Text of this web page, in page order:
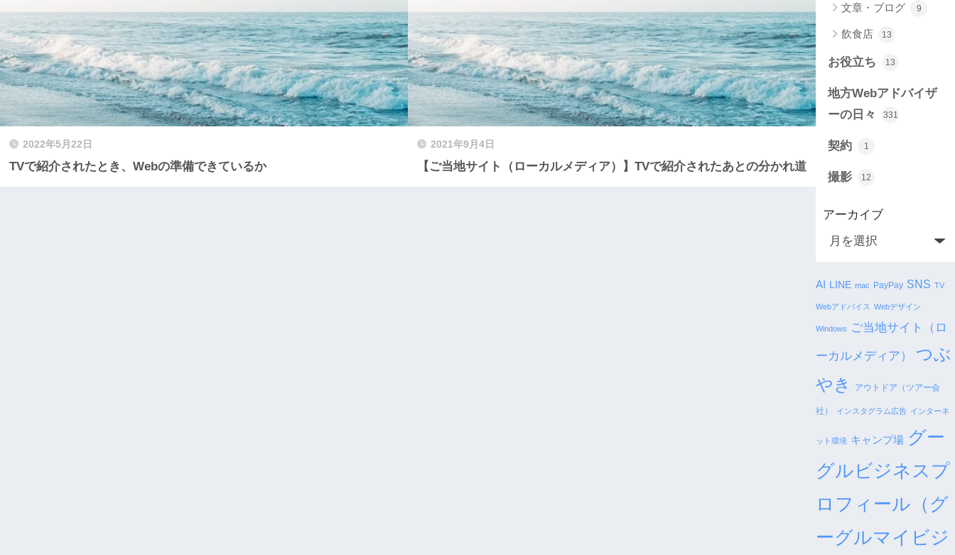
2022年5月22日
TVで紹介されたとき、Webの準備できているか
2021年9月4日
【ご当地サイト（ローカルメディア）】TVで紹介されたあとの分かれ道
文章・ブログ 9
飲食店 13
お役立ち 13
地方Webアドバイザ
ーの日々
331
契約 1
撮影 12
アーカイブ
AI LINE mac PayPay SNS TV
Webアドバイス Webデザイン
Windows ご当地サイト（ロ
ーカルメディア）
つぶ
やき
アウトドア（ツアー会
社） インスタグラム広告 インターネ
ット環境 キャンプ場 グー
グルビジネスプ
ロフィール（グ
ーグルマイビジ